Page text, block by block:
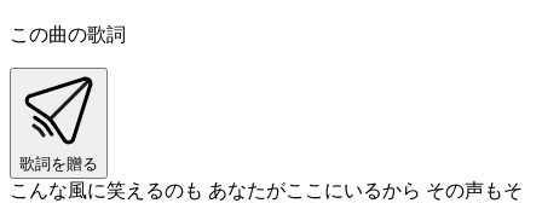
この曲の歌詞
歌詞を贈る
こんな風に笑えるのも あなたがここにいるから その声もそ